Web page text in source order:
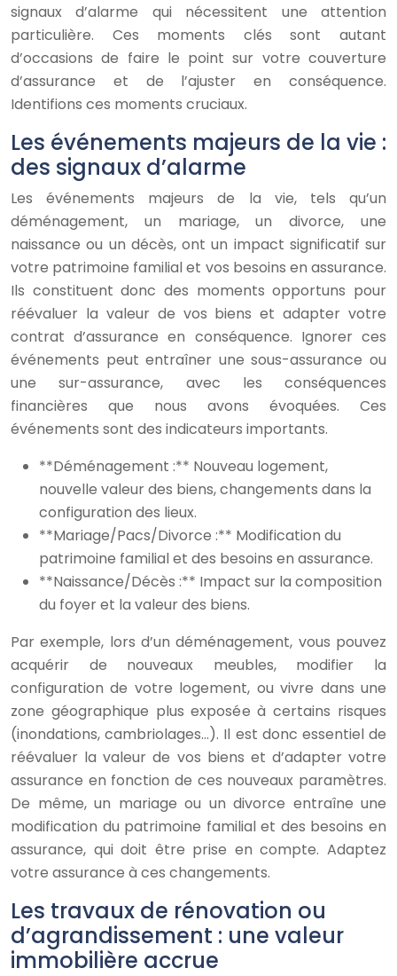
signaux d’alarme qui nécessitent une attention
particulière. Ces moments clés sont autant
d’occasions de faire le point sur votre couverture
d’assurance et de l’ajuster en conséquence.
Identifions ces moments cruciaux.
Les événements majeurs de la vie :
des signaux d’alarme
Les événements majeurs de la vie, tels qu’un
déménagement, un mariage, un divorce, une
naissance ou un décès, ont un impact significatif sur
votre patrimoine familial et vos besoins en assurance.
Ils constituent donc des moments opportuns pour
réévaluer la valeur de vos biens et adapter votre
contrat d’assurance en conséquence. Ignorer ces
événements peut entraîner une sous-assurance ou
une sur-assurance, avec les conséquences
financières que nous avons évoquées. Ces
événements sont des indicateurs importants.
**Déménagement :** Nouveau logement,
nouvelle valeur des biens, changements dans la
configuration des lieux.
**Mariage/Pacs/Divorce :** Modification du
patrimoine familial et des besoins en assurance.
**Naissance/Décès :** Impact sur la composition
du foyer et la valeur des biens.
Par exemple, lors d’un déménagement, vous pouvez
acquérir de nouveaux meubles, modifier la
configuration de votre logement, ou vivre dans une
zone géographique plus exposée à certains risques
(inondations, cambriolages…). Il est donc essentiel de
réévaluer la valeur de vos biens et d’adapter votre
assurance en fonction de ces nouveaux paramètres.
De même, un mariage ou un divorce entraîne une
modification du patrimoine familial et des besoins en
assurance, qui doit être prise en compte. Adaptez
votre assurance à ces changements.
Les travaux de rénovation ou
d’agrandissement : une valeur
immobilière accrue